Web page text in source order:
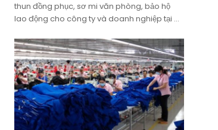
thun đồng phục, sơ mi văn phòng, bảo hộ
lao động cho công ty và doanh nghiệp tại Dĩ
lượng, giá rẻ.